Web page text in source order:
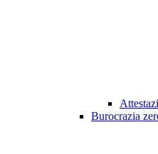
Burocrazia